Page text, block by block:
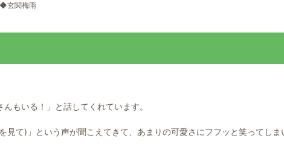
玄関梅雨
もいる！」と話してくれています。
見て)」という声が聞こえてきて、あまりの可愛さにフフッと笑ってしま